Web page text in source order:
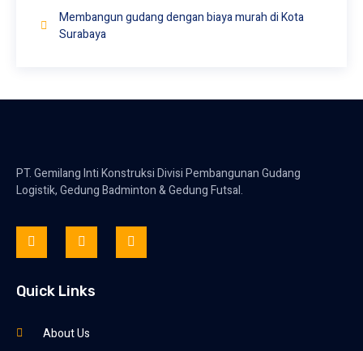
Membangun gudang dengan biaya murah di Kota
Surabaya
PT. Gemilang Inti Konstruksi Divisi Pembangunan Gudang
Logistik, Gedung Badminton & Gedung Futsal.
Quick Links
About Us